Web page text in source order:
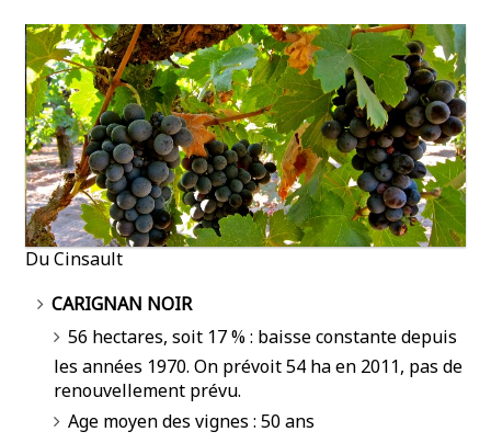
Du Cinsault
CARIGNAN NOIR
56 hectares, soit 17 % : baisse constante depuis
les années 1970. On prévoit 54 ha en 2011, pas de
renouvellement prévu.
Age moyen des vignes : 50 ans